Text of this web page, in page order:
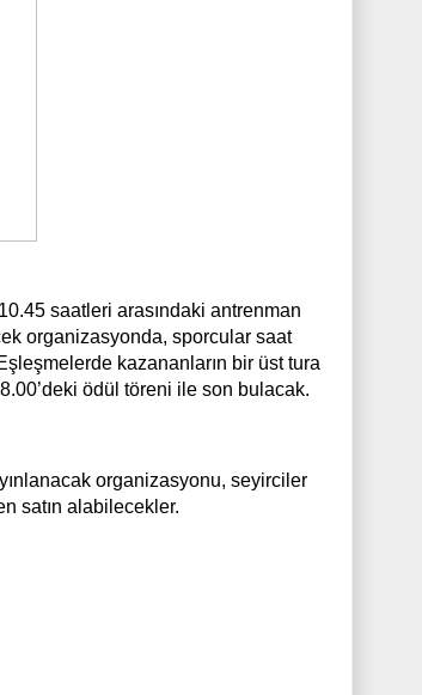
saatleri arasındaki antrenman
organizasyonda, sporcular saat
kazananların bir üst tura
ödül töreni ile son bulacak.
organizasyonu, seyirciler
satın alabilecekler.